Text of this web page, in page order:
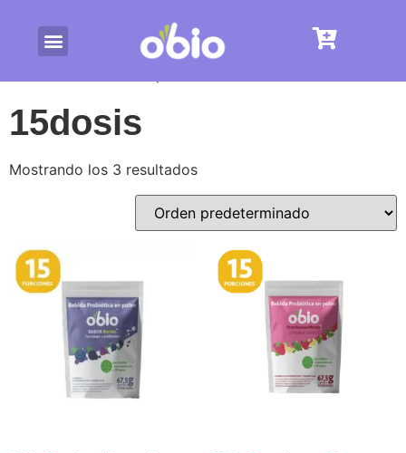
15dosis
Mostrando los 3 resultados